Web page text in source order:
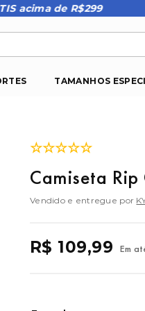
acima de R$299
TAMANHOS
☆☆☆☆☆
Camiseta
Vendido e entregue por
R$ 109,99 Em